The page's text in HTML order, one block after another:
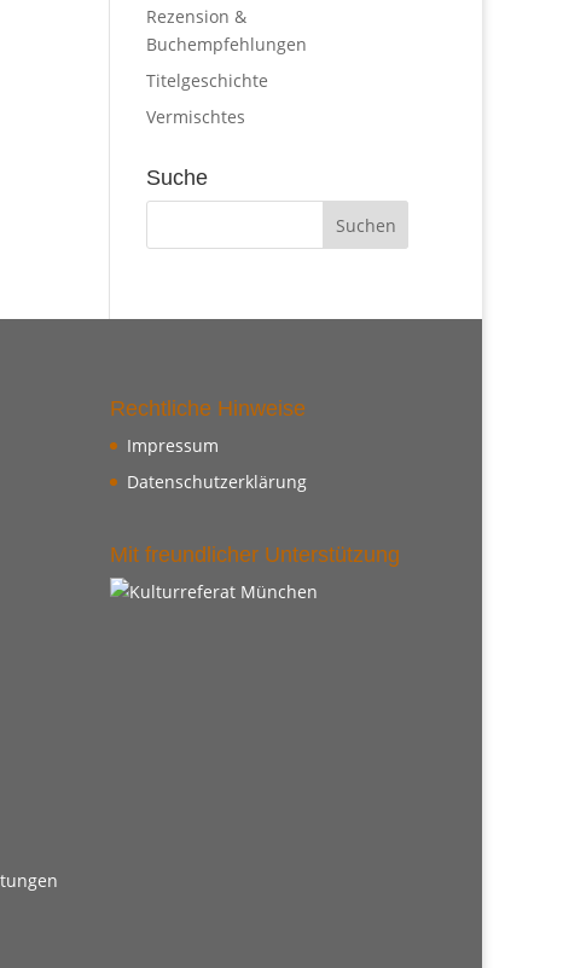
Rezension &
Buchempfehlungen
Titelgeschichte
Vermischtes
Suche
Rechtliche Hinweise
Impressum
Datenschutzerklärung
Mit freundlicher Unterstützung